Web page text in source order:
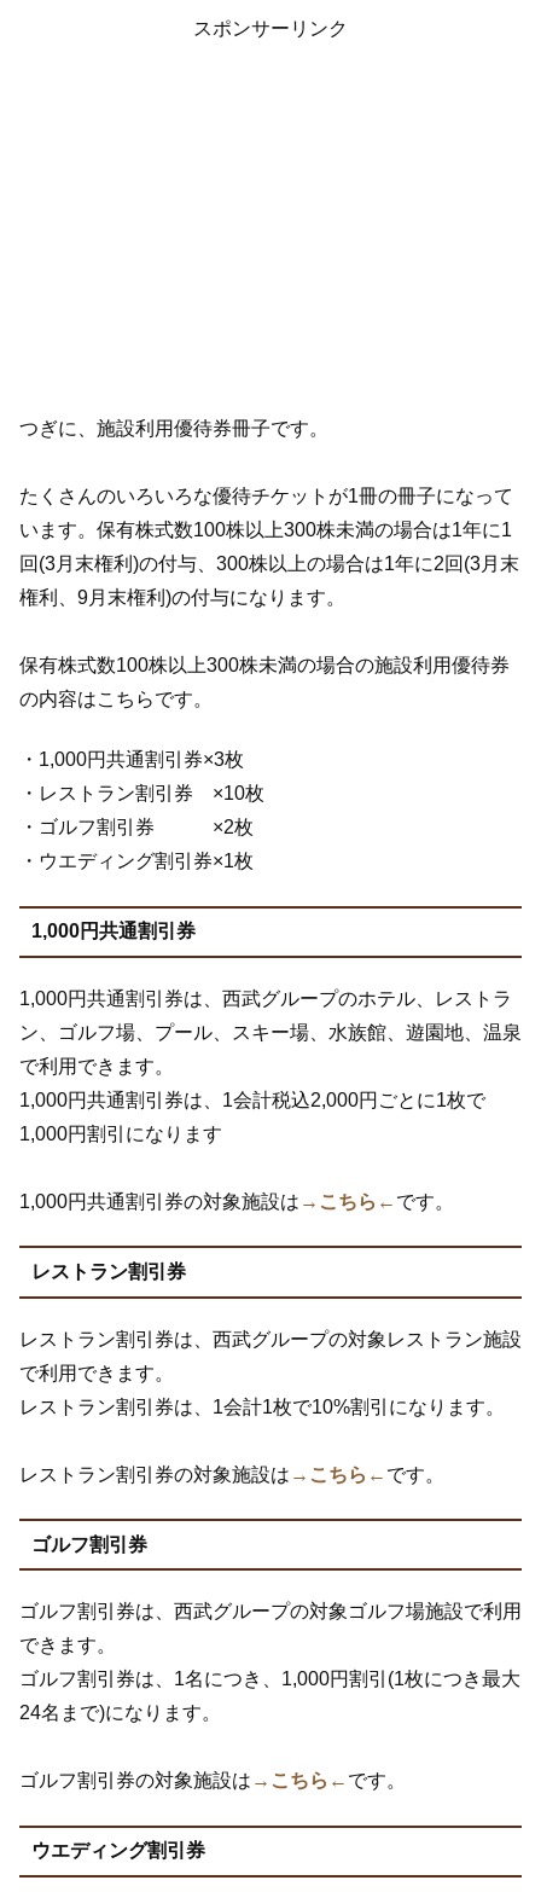
スポンサーリンク
つぎに、施設利用優待券冊子です。
たくさんのいろいろな優待チケットが1冊の冊子になって
います。保有株式数100株以上300株未満の場合は1年に1
回(3月末権利)の付与、300株以上の場合は1年に2回(3月末
権利、9月末権利)の付与になります。
保有株式数100株以上300株未満の場合の施設利用優待券
の内容はこちらです。
・1,000円共通割引券×3枚
・レストラン割引券 ×10枚
・ゴルフ割引券 ×2枚
・ウエディング割引券×1枚
1,000円共通割引券
1,000円共通割引券は、西武グループのホテル、レストラ
ン、ゴルフ場、プール、スキー場、水族館、遊園地、温泉
で利用できます。
1,000円共通割引券は、1会計税込2,000円ごとに1枚で
1,000円割引になります
1,000円共通割引券の対象施設は →こちら← です。
レストラン割引券
レストラン割引券は、西武グループの対象レストラン施設
で利用できます。
レストラン割引券は、1会計1枚で10%割引になります。
レストラン割引券の対象施設は →こちら← です。
ゴルフ割引券
ゴルフ割引券は、西武グループの対象ゴルフ場施設で利用
できます。
ゴルフ割引券は、1名につき、1,000円割引(1枚につき最大
24名まで)になります。
ゴルフ割引券の対象施設は →こちら← です。
ウエディング割引券